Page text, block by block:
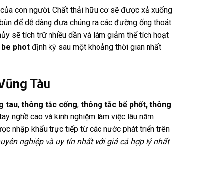
con người. Chất thải hữu cơ sẽ được xả xuống
để dễ dàng đưa chúng ra các đường ống thoát
sẽ tích trữ nhiều dần và làm giảm thể tích hoạt
be phot định kỳ sau một khoảng thời gian nhất
Tàu
tau, thông tắc cống, thông tắc bể phốt, thông
nghề cao và kinh nghiệm làm việc lâu năm
nhập khẩu trực tiếp từ các nước phát triển trên
nghiệp và uy tín nhất với giá cả hợp lý nhất